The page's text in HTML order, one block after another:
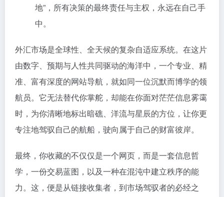
地”，所有决策的最终责任与主权，永远在自己手
中。
外汇市场是全球性、全天候的复杂自适应系统。在这片
由数字、预期与人性共同驱动的海洋中，一个专业、精
准、富有深度的网站导航，就如同一位沉默而博学的领
航员。它无法替代你掌舵，却能在你面对茫茫信息雾霭
时，为你清晰地标出暗礁、洋流与星辰的方位，让你更
专注地驾驭自己的航船，驶向属于自己的财富彼岸。
最终，你收藏的不仅仅是一个网页，而是一套信息哲
学，一份交易蓝图，以及一种在混沌中建立秩序的能
力。这，便是从链接收集者，到市场驾驭者的必经之